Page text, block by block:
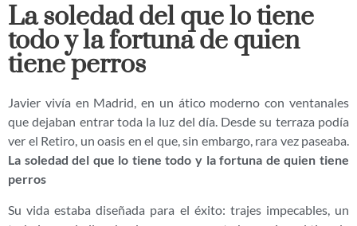
La soledad del que lo tiene
todo y la fortuna de quien
tiene perros
Javier vivía en Madrid, en un ático moderno con ventanales
que dejaban entrar toda la luz del día. Desde su terraza podía
ver el Retiro, un oasis en el que, sin embargo, rara vez paseaba.
La soledad del que lo tiene todo y la fortuna de quien tiene
perros
Su vida estaba diseñada para el éxito: trajes impecables, un